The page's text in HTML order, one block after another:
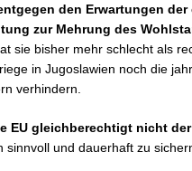
den Erwartungen
zur Mehrung des
sie bisher mehr schlecht als
in Jugoslawien noch die
verhindern.
EU gleichberechtigt nicht
sinnvoll und dauerhaft zu